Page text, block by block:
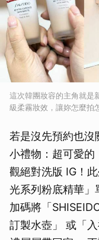
這次韓團妝容的主角就是
級柔霧妝效，讓妳怎麼拍
若是沒先預約也
小禮物：超可愛的
觀絕對洗版 IG！
光系列粉底精華」
加碼將「
訂製水壺」 或「